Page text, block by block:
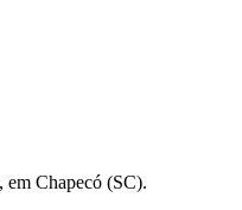
em Chapecó (SC).